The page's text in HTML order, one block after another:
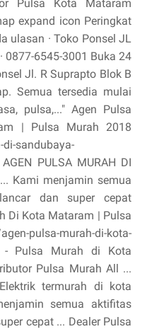
Pulsa Kota Mataram
expand icon Peringkat
ulasan · Toko Ponsel JL
0877-6545-3001 Buka 24
Jl. R Suprapto Blok B
Semua tersedia mulai
pulsa,..." Agen Pulsa
| Pulsa Murah 2018
sandubaya-
PULSA MURAH DI
Kami menjamin semua
dan super cepat
Di Kota Mataram | Pulsa
pulsa-murah-di-kota-
- Pulsa Murah di Kota
Pulsa Murah All ...
termurah di kota
semua aktifitas
cepat ... Dealer Pulsa